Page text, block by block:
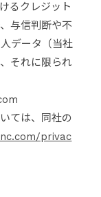
るクレジット
与信判断や不
データ（当社
それに限られ
ては、同社の
privac